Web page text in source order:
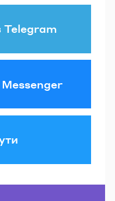
Telegram
Messenger